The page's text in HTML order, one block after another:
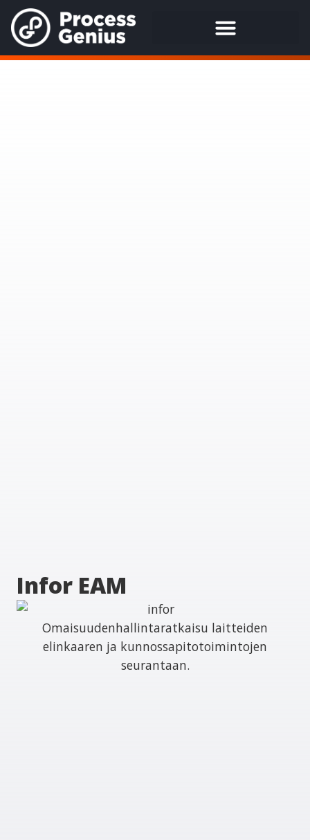
Infor EAM
Omaisuudenhallintaratkaisu laitteiden
elinkaaren ja kunnossapitotoimintojen
seurantaan.